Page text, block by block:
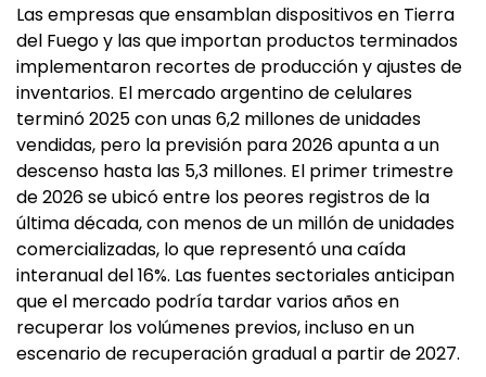
Las empresas que ensamblan dispositivos en Tierra
del Fuego y las que importan productos terminados
implementaron recortes de producción y ajustes de
inventarios. El mercado argentino de celulares
terminó 2025 con unas 6,2 millones de unidades
vendidas, pero la previsión para 2026 apunta a un
descenso hasta las 5,3 millones. El primer trimestre
de 2026 se ubicó entre los peores registros de la
última década, con menos de un millón de unidades
comercializadas, lo que representó una caída
interanual del 16%. Las fuentes sectoriales anticipan
que el mercado podría tardar varios años en
recuperar los volúmenes previos, incluso en un
escenario de recuperación gradual a partir de 2027.